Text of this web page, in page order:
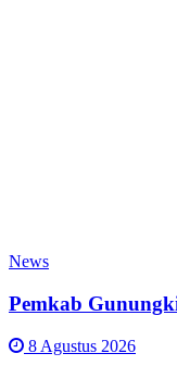
News
Pemkab
8 Agustus 2026